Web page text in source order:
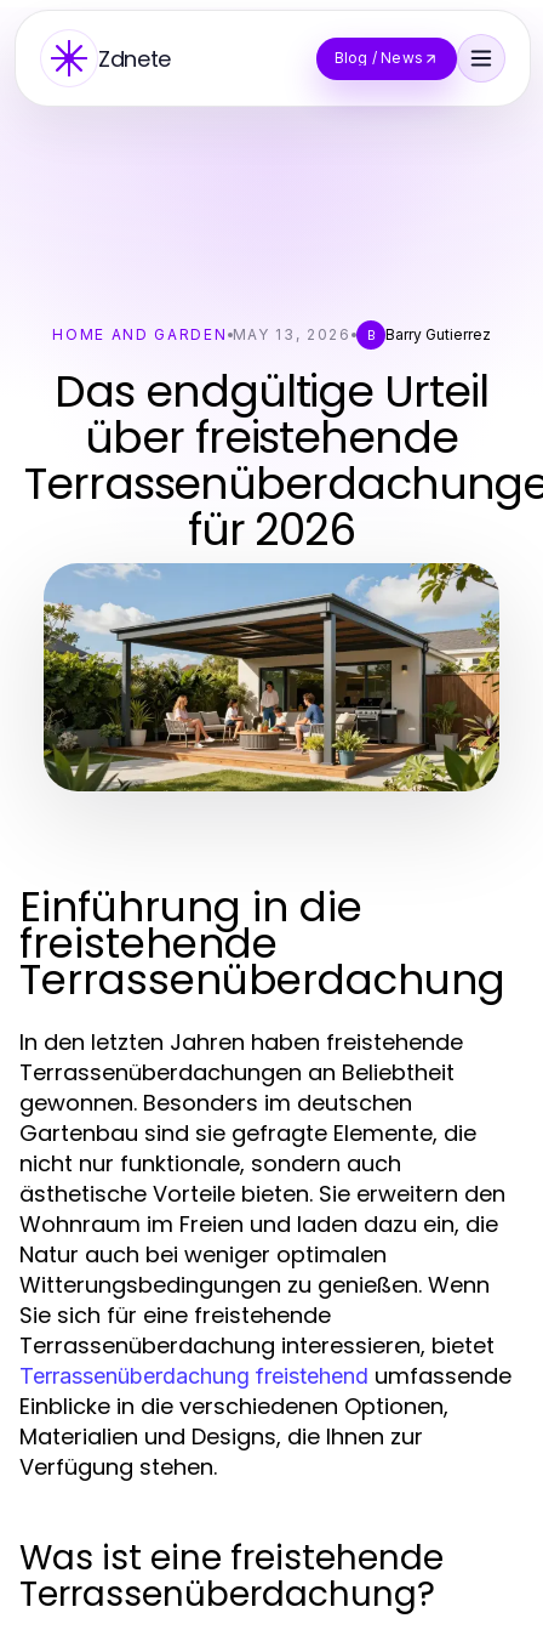
Zdnete Blog / News
HOME AND GARDEN MAY 13, 2026 B Barry Gutierrez
Das endgültige Urteil
über freistehende
für 2026
Einführung in die
freistehende
Terrassenüberdachung
In den letzten Jahren haben freistehende
Terrassenüberdachungen an Beliebtheit
gewonnen. Besonders im deutschen
Gartenbau sind sie gefragte Elemente, die
nicht nur funktionale, sondern auch
ästhetische Vorteile bieten. Sie erweitern den
Wohnraum im Freien und laden dazu ein, die
Natur auch bei weniger optimalen
Witterungsbedingungen zu genießen. Wenn
Sie sich für eine freistehende
Terrassenüberdachung interessieren, bietet
Terrassenüberdachung freistehend umfassende
Einblicke in die verschiedenen Optionen,
Materialien und Designs, die Ihnen zur
Verfügung stehen.
Was ist eine freistehende
Terrassenüberdachung?